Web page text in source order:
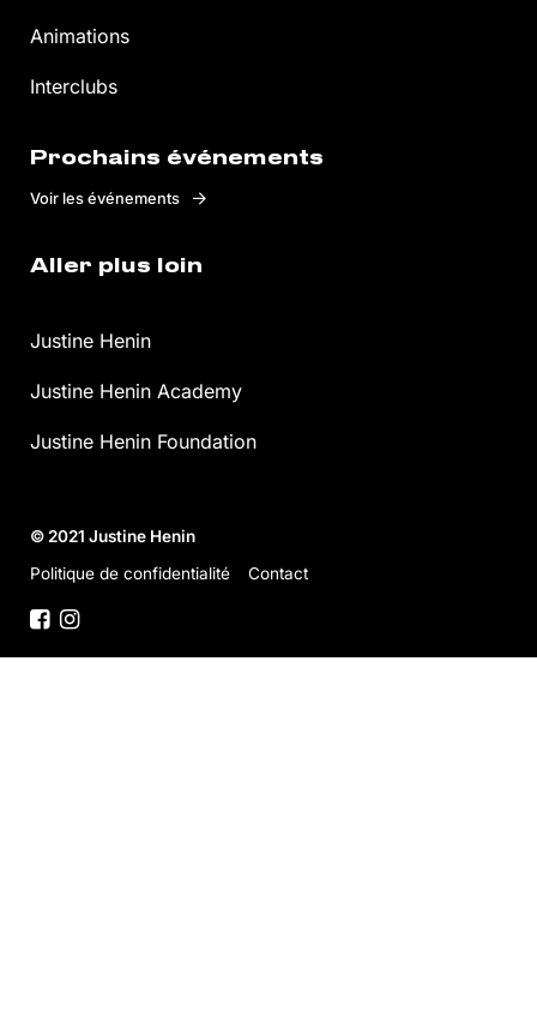
Animations
Interclubs
Prochains événements
Voir les événements
Aller plus loin
Justine Henin
Justine Henin Academy
Justine Henin Foundation
© 2021 Justine Henin
Politique de confidentialité
Contact